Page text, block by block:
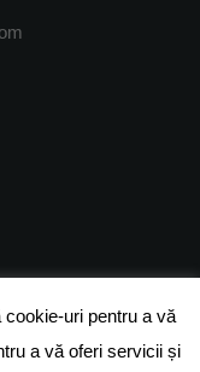
rights reserved.uri pentru a vă
a vă oferi servicii și